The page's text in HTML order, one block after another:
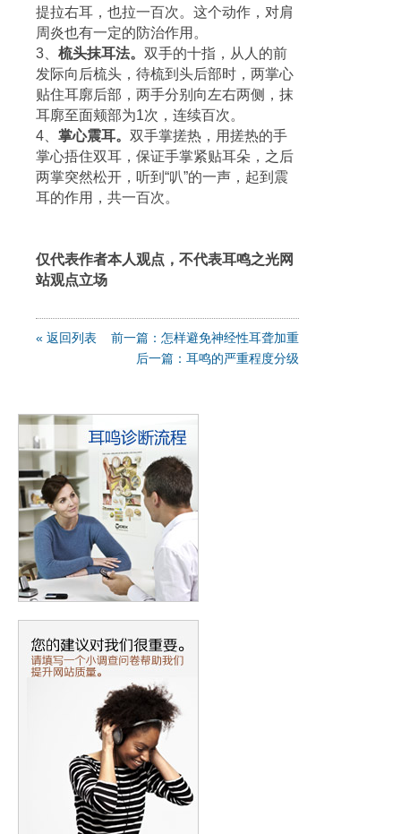
提拉右耳，也拉一百次。这个动作，对肩
周炎也有一定的防治作用。
3、 梳头抹耳法。 双手的十指，从人的前
发际向后梳头，待梳到头后部时，两掌心
贴住耳廓后部，两手分别向左右两侧，抹
耳廓至面颊部为1次，连续百次。
4、 掌心震耳。 双手掌搓热，用搓热的手
掌心捂住双耳，保证手掌紧贴耳朵，之后
两掌突然松开，听到“叭”的一声，起到震
耳的作用，共一百次。
仅代表作者本人观点，不代表耳鸣之光网
站观点立场
« 返回列表
前一篇：怎样避免神经性耳聋加重
后一篇：耳鸣的严重程度分级